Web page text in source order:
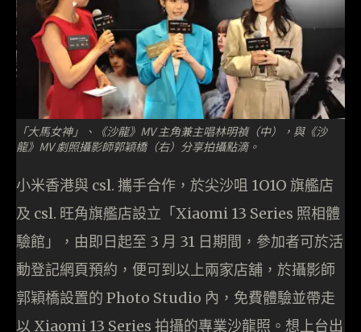
「大馬女神」、《沙龍》MV 主角兼主唱林明禎（中），與《沙
龍》MV 劇照攝影師郭穎橋（右）分享拍攝點滴。
小米香港與 csl. 攜手合作，於尖沙咀 1O1O 旗艦店
及 csl. 旺角旗艦店設立「Xiaomi 13 Series 照相體
驗館」，由即日起至 3 月 31 日期間，參加者可於活
動登記網頁預約，便可到以上兩家店舖，於攝影師
郭穎橋設置的 Photo Studio 內，免費體驗並帶走
以 Xiaomi 13 Series 拍攝的專業沙龍照。想上台出